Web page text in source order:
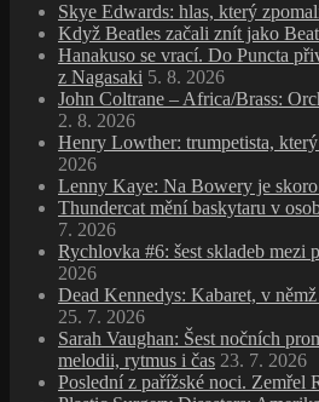
Skye Edwards: hlas, který
Když Beatles začali znít jako
Hanakuso se vrací. Do Puncta
z Nagasaki 5. 8. 2026
John Coltrane – Africa/Brass:
2. 8. 2026
Henry Lowther: trumpetista,
2026
Lenny Kaye: Na Bowery je
Thundercat mění baskytaru v
7. 2026
Rychlovka #6: šest skladeb mezi
2026
Dead Kennedys: Kabaret, v
25. 7. 2026
Sarah Vaughan: Šest nočních
melodii, rytmus i čas 23. 7. 2026
Poslední z pařížské noci. Zemřel